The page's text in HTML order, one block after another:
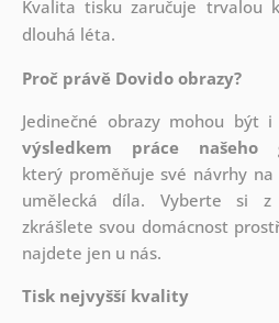
Kvalita tisku zaručuje trvalou
dlouhá léta.
Proč právě Dovido obrazy?
Jedinečné obrazy mohou být
výsledkem práce našeho
který proměňuje své návrhy
umělecká díla. Vyberte si
zkrášlete svou domácnost
najdete jen u nás.
Tisk nejvyšší kvality